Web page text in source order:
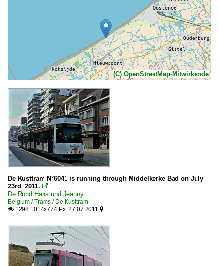
(C) OpenStreetMap-Mitwirkende
De Kusttram N°6041 is running through Middelkerke Bad on July
23rd, 2011. 
De Rond Hans und Jeanny
Belgium / Trams / De Kusttram
 1298 1014x774 Px, 27.07.2011 